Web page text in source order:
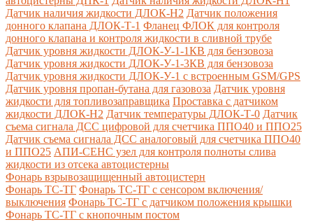
Датчик наличия жидкости ДЛОК-Н2 Датчик положения
донного клапана ДЛОК-Т-1 Фланец ФЛОК для контроля
донного клапана и контроля жидкости в сливной трубе
Датчик уровня жидкости ДЛОК-У-1-1КВ для бензовоза
Датчик уровня жидкости ДЛОК-У-1-3КВ для бензовоза
Датчик уровня жидкости ДЛОК-У-1 с встроенным GSM/GPS
Датчик уровня пропан-бутана для газовоза Датчик уровня
жидкости для топливозаправщика Проставка с датчиком
жидкости ДЛОК-Н2 Датчик температуры ДЛОК-Т-0 Датчик
съема сигнала ДСС цифровой для счетчика ППО40 и ППО25
Датчик съема сигнала ДСС аналоговый для счетчика ППО40
и ППО25 АПИ-СЕНС узел для контроля полноты слива
жидкости из отсека автоцистерны
Фонарь взрывозащищенный автоцистерн
Фонарь ТС-ТГ Фонарь ТС-ТГ с сенсором включения/
выключения Фонарь ТС-ТГ с датчиком положения крышки
Фонарь ТС-ТГ с кнопочным постом